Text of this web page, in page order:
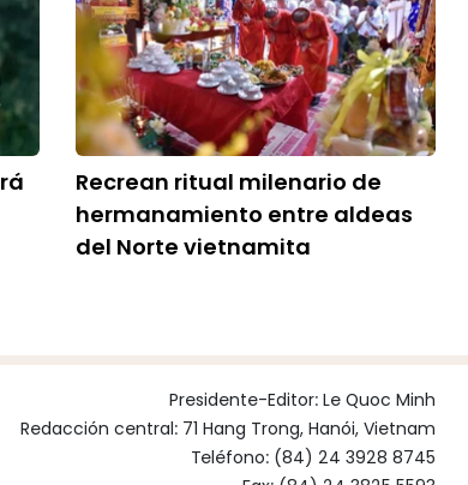
Recrean ritual milenario de
hermanamiento entre aldeas
del Norte vietnamita
Presidente-Editor: Le Quoc Minh
Redacción central: 71 Hang Trong, Hanói, Vietnam
Teléfono: (84) 24 3928 8745